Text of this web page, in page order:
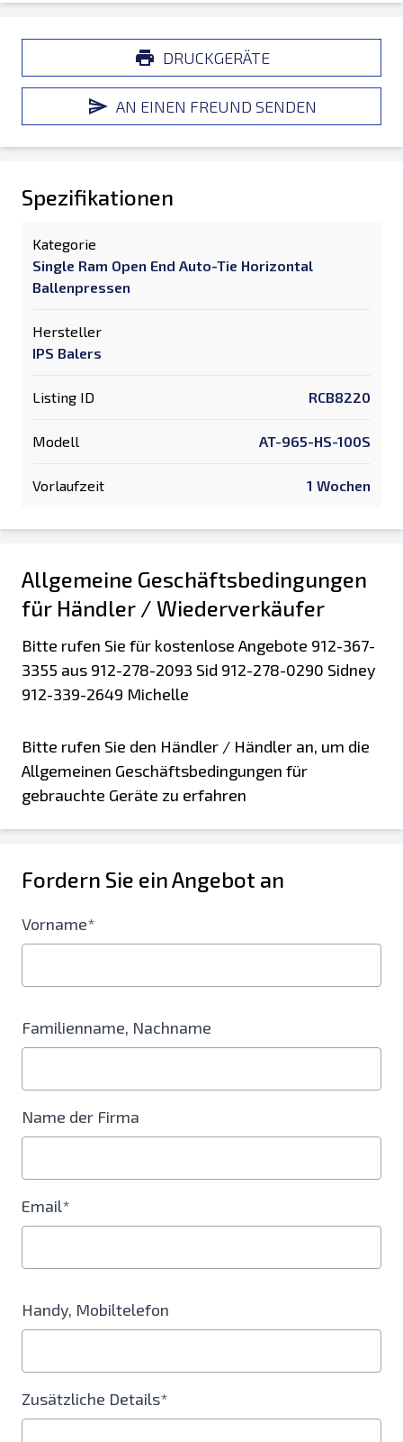
DRUCKGERÄTE
AN EINEN FREUND SENDEN
Spezifikationen
Kategorie
Single Ram Open End Auto-Tie Horizontal
Ballenpressen
Hersteller
IPS Balers
Listing ID RCB8220
Modell AT-965-HS-100S
Vorlaufzeit 1 Wochen
Allgemeine Geschäftsbedingungen
für Händler / Wiederverkäufer
Bitte rufen Sie für kostenlose Angebote 912-367-
3355 aus 912-278-2093 Sid 912-278-0290 Sidney
912-339-2649 Michelle
Bitte rufen Sie den Händler / Händler an, um die
Allgemeinen Geschäftsbedingungen für
gebrauchte Geräte zu erfahren
Fordern Sie ein Angebot an
Vorname*
Familienname, Nachname
Name der Firma
Email*
Handy, Mobiltelefon
Zusätzliche Details*